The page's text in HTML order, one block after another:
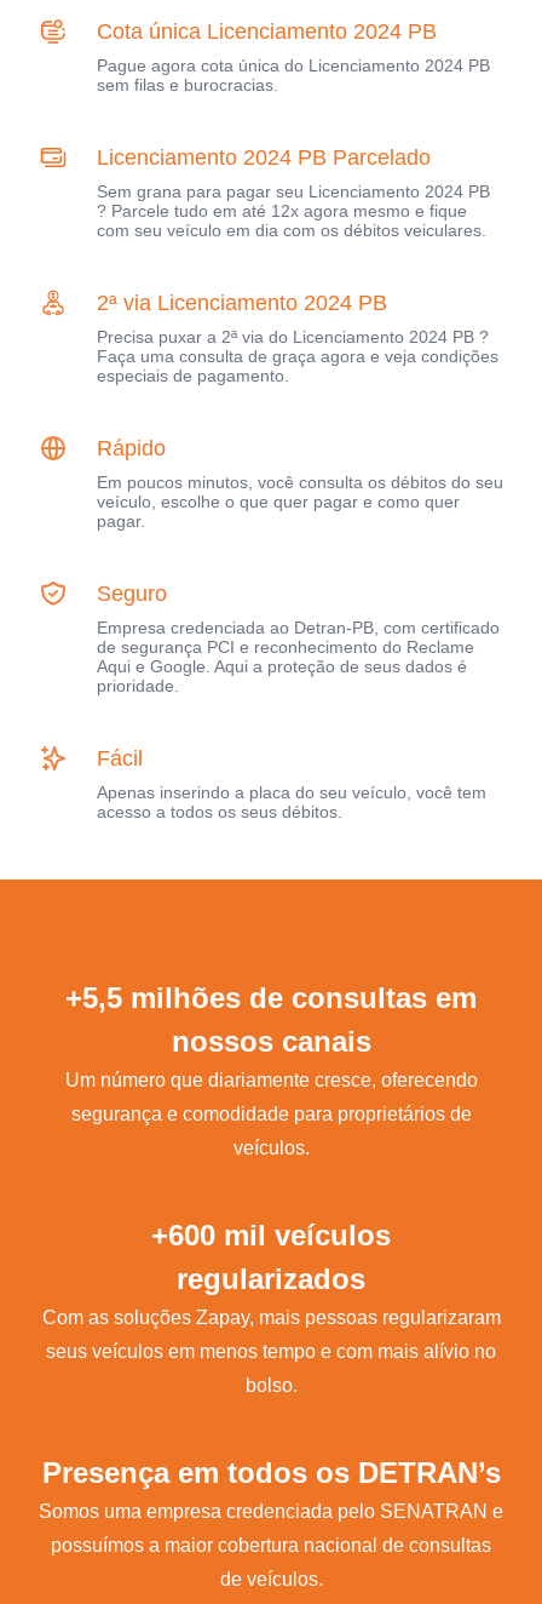
Cota única Licenciamento 2024 PB
Pague agora cota única do Licenciamento 2024 PB
sem filas e burocracias.
Licenciamento 2024 PB Parcelado
Sem grana para pagar seu Licenciamento 2024 PB
? Parcele tudo em até 12x agora mesmo e fique
com seu veículo em dia com os débitos veiculares.
2ª via Licenciamento 2024 PB
Precisa puxar a 2ª via do Licenciamento 2024 PB ?
Faça uma consulta de graça agora e veja condições
especiais de pagamento.
Rápido
Em poucos minutos, você consulta os débitos do seu
veículo, escolhe o que quer pagar e como quer
pagar.
Seguro
Empresa credenciada ao Detran-PB, com certificado
de segurança PCI e reconhecimento do Reclame
Aqui e Google. Aqui a proteção de seus dados é
prioridade.
Fácil
Apenas inserindo a placa do seu veículo, você tem
acesso a todos os seus débitos.
+5,5 milhões de consultas em
nossos canais
Um número que diariamente cresce, oferecendo
segurança e comodidade para proprietários de
veículos.
+600 mil veículos
regularizados
Com as soluções Zapay, mais pessoas regularizaram
seus veículos em menos tempo e com mais alívio no
bolso.
Presença em todos os DETRAN’s
Somos uma empresa credenciada pelo SENATRAN e
possuímos a maior cobertura nacional de consultas
de veículos.